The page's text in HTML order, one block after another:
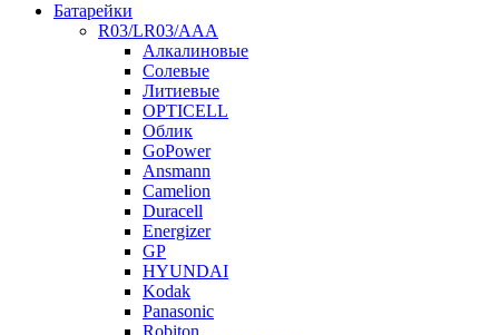
Батарейки
R03/LR03/AAA
Алкалиновые
Солевые
Литиевые
OPTICELL
Облик
GoPower
Ansmann
Camelion
Duracell
Energizer
GP
HYUNDAI
Kodak
Panasonic
Robiton